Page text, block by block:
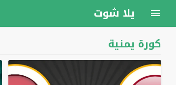
يلا شوت
كورة يمنية